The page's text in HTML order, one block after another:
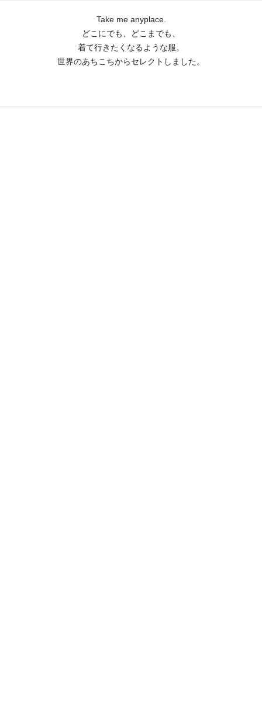
Take me anyplace.
どこにでも、どこまでも、
着て行きたくなるような服。
世界のあちこちからセレクトしました。